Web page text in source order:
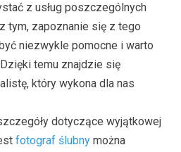
z usług poszczególnych
tym, zapoznanie się z tego
niezwykle pomocne i warto
temu znajdzie się
który wykona dla nas
dotyczące wyjątkowej
fotograf ślubny można